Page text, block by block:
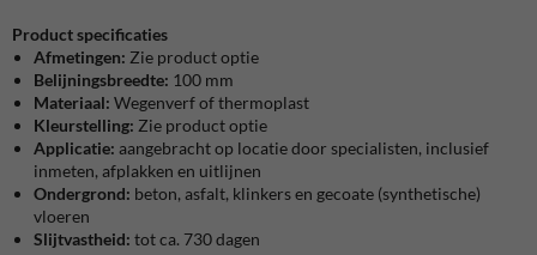
Product specificaties
Afmetingen: Zie product optie
Belijningsbreedte: 100 mm
Materiaal: Wegenverf of thermoplast
Kleurstelling: Zie product optie
Applicatie: aangebracht op locatie door specialisten, inclusief
inmeten, afplakken en uitlijnen
Ondergrond: beton, asfalt, klinkers en gecoate (synthetische)
vloeren
Slijtvastheid: tot ca. 730 dagen